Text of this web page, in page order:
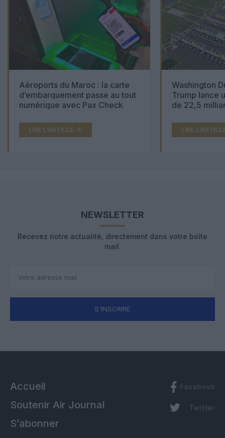
Aéroports du Maroc : la carte
d’embarquement passe au tout
numérique avec Pax Check
LIRE L'ARTICLE
Washington
Trump lance
de 22,5
LIRE
NEWSLETTER
Recevez notre actualité, directement dans votre boîte
mail.
S'INSCRIRE
Accueil
Soutenir Air Journal
S’abonner